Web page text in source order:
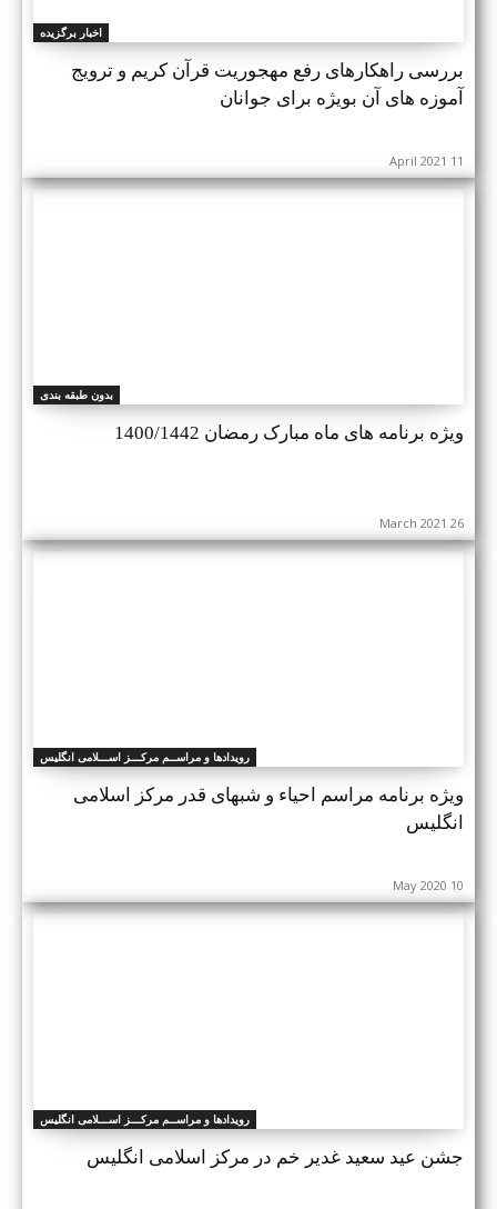
اخبار برگزیده
بررسی راهکارهای رفع مهجوریت قرآن کریم و ترویج
آموزه های آن بویژه برای جوانان
11 April 2021
بدون طبقه بندی
ویژه برنامه های ماه مبارک رمضان 1400/1442
26 March 2021
رویدادها و مراســم مرکـــز اســـلامی انگلیس
ويژه برنامه مراسم احیاء و شبهای قدر مرکز اسلامی
انگلیس
10 May 2020
رویدادها و مراســم مرکـــز اســـلامی انگلیس
جشن عید سعید غدیر خم در مرکز اسلامی انگلیس